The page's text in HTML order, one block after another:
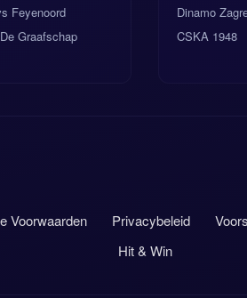
Feyenoord
Graafschap
Dinamo
CSKA 1948
Voorwaarden Privacybeleid
Hit & Win